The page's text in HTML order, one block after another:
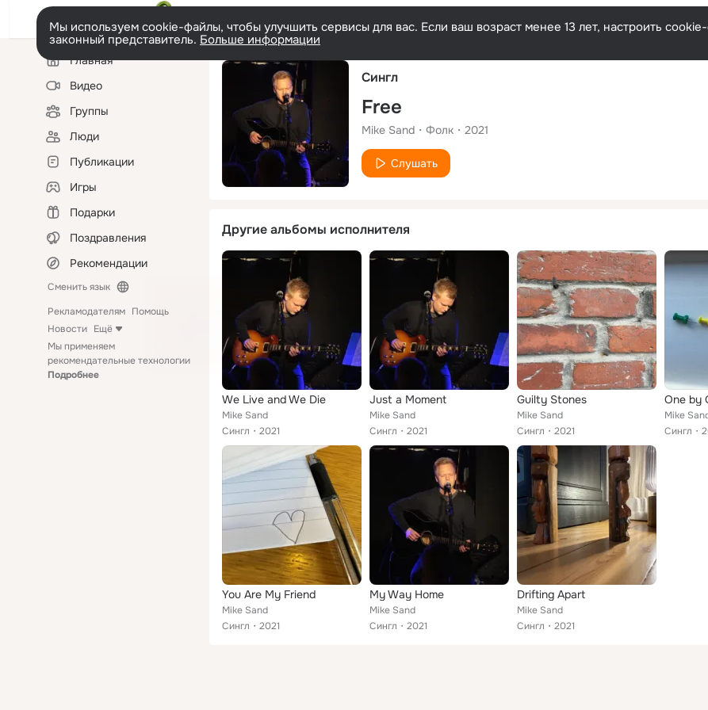
Мы используем cookie-файлы, чтобы улучшить сервисы для вас. Если ваш возраст менее 13 лет, настроить
законный представитель. Больше информации
Левая
колонкаГлавная
Видео
Группы
Люди
Публикации
Игры
Подарки
Поздравления
Рекомендации
Сменить язык
Рекламодателям Помощь
Новости Ещё
Мы применяем
рекомендательные технологии
Подробнее
Сингл
Free
Mike Sand Фолк 2021
Слушать
Другие альбомы исполнителя
We Live and We Die
Mike Sand
Сингл
2021
Just a Moment
Mike Sand
Сингл
2021
Guilty Stones
Mike Sand
Сингл
2021
One by
Mike
Сингл
You Are My Friend
Mike Sand
Сингл
2021
My Way Home
Mike Sand
Сингл
2021
Drifting Apart
Mike Sand
Сингл
2021